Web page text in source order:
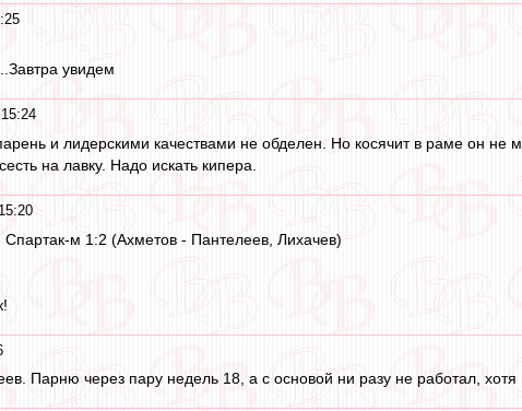
увидем
и лидерскими качествами не обделен. Но косячит в раме он не
на лавку. Надо искать кипера.
м 1:2 (Ахметов - Пантелеев, Лихачев)
Парню через пару недель 18, а с основой ни разу не работал,